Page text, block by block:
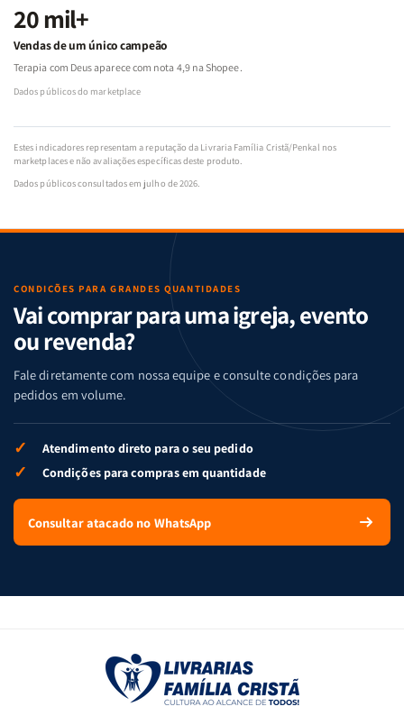
20 mil+
Vendas de um único campeão
Terapia com Deus aparece com nota 4,9 na Shopee.
Dados públicos do marketplace
Estes indicadores representam a reputação da Livraria Família Cristã/Penkal nos
marketplaces e não avaliações específicas deste produto.
Dados públicos consultados em julho de 2026.
CONDIÇÕES PARA GRANDES QUANTIDADES
Vai comprar para uma igreja, evento
ou revenda?
Fale diretamente com nossa equipe e consulte condições para
pedidos em volume.
✓ Atendimento direto para o seu pedido
✓ Condições para compras em quantidade
Consultar atacado no WhatsApp